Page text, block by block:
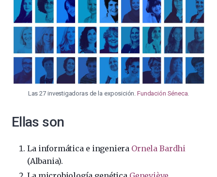
Las 27 investigadoras de la exposición.Fundación Séneca
Ellas son
La informática e ingeniera Ornela Bardhi
(Albania).